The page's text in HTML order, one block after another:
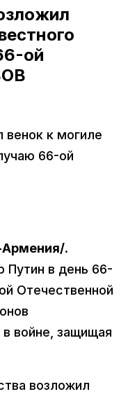
ой
венок к могиле
66-ой
Армения/.
Путин в день 66-
Отечественной
в войне, защищая
возложил